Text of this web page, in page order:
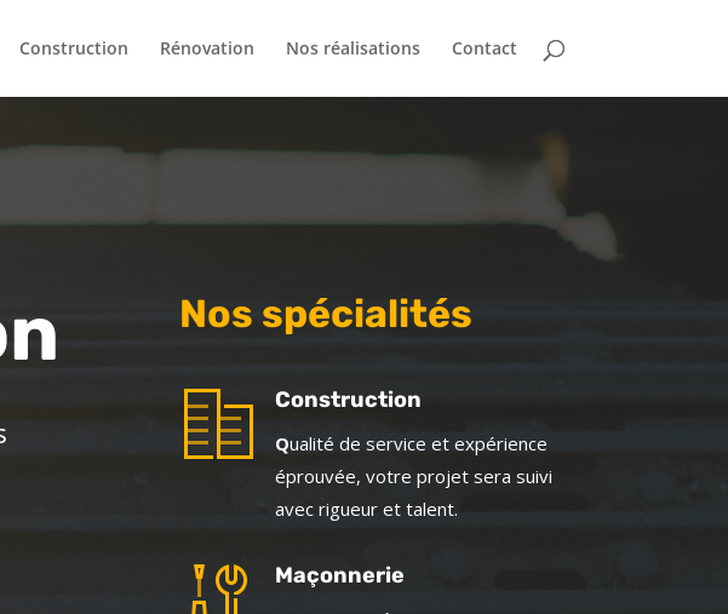
Construction Rénovation Nos réalisations Contact
Nos spécialités
Construction
Qualité de service et expérience
éprouvée, votre projet sera suivi
avec rigueur et talent.
Maçonnerie